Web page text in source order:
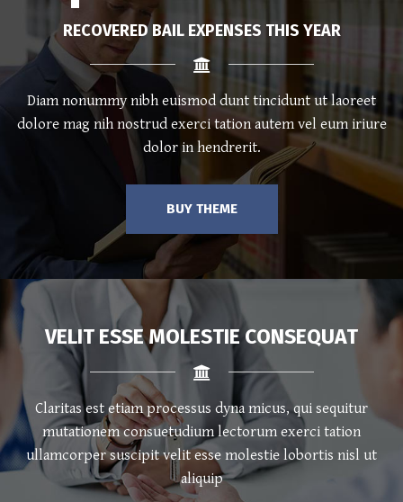
RECOVERED BAIL EXPENSES THIS YEAR
Diam nonummy nibh euismod dunt tincidunt ut laoreet
dolore mag nih nostrud exerci tation autem vel eum iriure
dolor in hendrerit.
BUY THEME
VELIT ESSE MOLESTIE CONSEQUAT
Claritas est etiam processus dyna micus, qui sequitur
mutationem consuetudium lectorum exerci tation
ullamcorper suscipit velit esse molestie lobortis nisl ut
aliquip